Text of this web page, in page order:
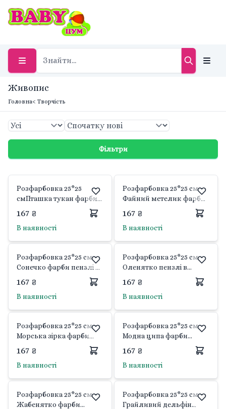
Живопис
Головна< Творчість
Фільтри
Розфарбовка 25*25
смПташка тукан фарби
пензлі в наборі 15625-АС
Art Craft
167 ₴
В наявності
Розфарбовка 25*25 см
Файний метелик фарби
пензлі в наборі 15622-АС
Art Craft
167 ₴
В наявності
Розфарбовка 25*25 см
Сонечко фарби пензлі в
наборі 15644-АС Art Craft
167 ₴
В наявності
Розфарбовка 25*25 см
Оленятко пензлі в
наборі 15641-АС Art Craft
167 ₴
В наявності
Розфарбовка 25*25 см
Морська зірка фарби
пензлі в наборі 15627-АС
Art Craft
167 ₴
В наявності
Розфарбовка 25*25 см
Модна ципа фарби
пензлі в наборі 15631-АС
Art Craft
167 ₴
В наявності
Розфарбовка 25*25 см
Жабенятко фарби
Розфарбовка 25*25 см
Грайливий дельфін